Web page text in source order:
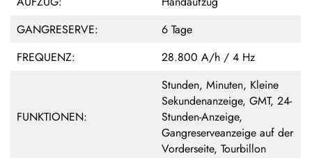
GANGRESERVE:
6 Tage
FREQUENZ:
28.800 A/h / 4 Hz
FUNKTIONEN:
Stunden, Minuten, Kleine
Sekundenanzeige, GMT, 24-
Stunden-Anzeige,
Gangreserveanzeige auf der
Vorderseite, Tourbillon